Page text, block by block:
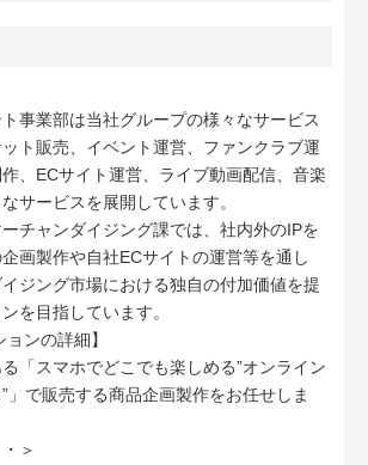
事業部は当社グループの様々なサービス
ト販売、イベント運営、ファンクラブ運
、ECサイト運営、ライブ動画配信、音楽
サービスを展開しています。
チャンダイジング課では、社内外のIPを
画製作や自社ECサイトの運営等を通し
ジング市場における独自の付加価値を提
を目指しています。
ョンの詳細】
「スマホでどこでも楽しめる”オンライン
」で販売する商品企画製作をお任せしま
＞